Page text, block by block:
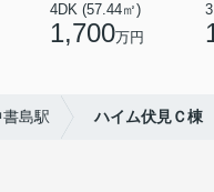
4DK (57.44㎡)
1,700万円
書島駅 ハイム伏見Ｃ棟